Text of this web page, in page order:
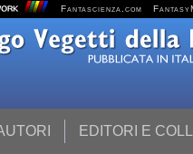
Fantascienza.com
EDITORI E